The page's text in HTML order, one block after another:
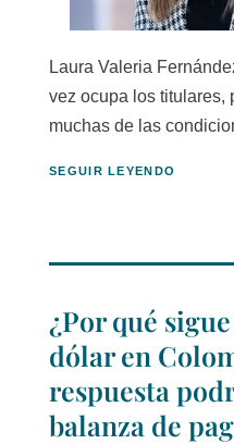
Laura Valeria
vez ocupa los titulares,
muchas de las
SEGUIR LEYENDO
¿Por qué
dólar en
respuesta
balanza de